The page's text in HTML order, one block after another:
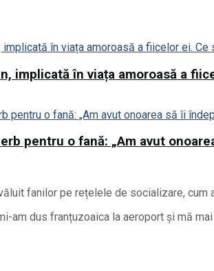
implicată în viața amoroasă a
pentru o fană: „Am avut
fanilor pe rețelele de socializare, cum
am dus franțuzoaica la aeroport și mă